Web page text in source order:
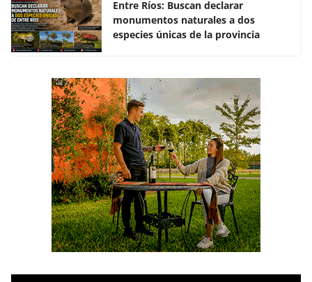
k
Entre Ríos: Buscan declarar
monumentos naturales a dos
especies únicas de la provincia